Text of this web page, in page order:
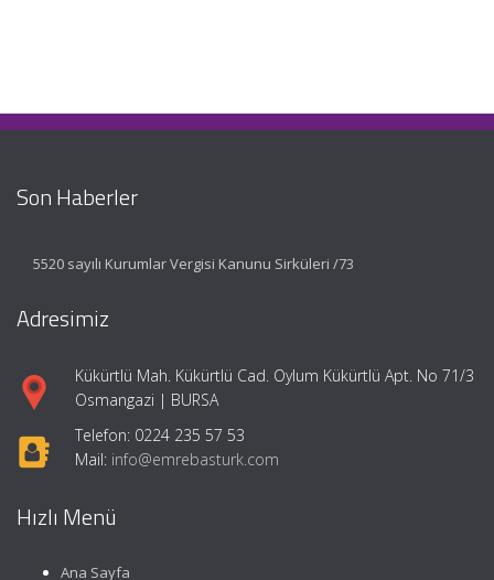
Son Haberler
5520 sayılı Kurumlar Vergisi Kanunu Sirküleri /73
Adresimiz
Kükürtlü Mah. Kükürtlü Cad. Oylum Kükürtlü Apt. No 71/3
Osmangazi | BURSA
Telefon: 0224 235 57 53
Mail: info@emrebasturk.com
Hızlı Menü
Ana Sayfa